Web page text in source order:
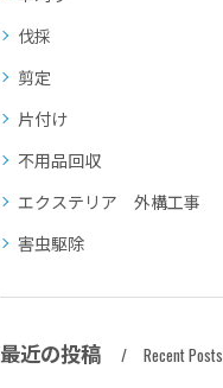
伐採
剪定
片付け
不用品回収
エクステリア 外構工事
害虫駆除
最近の投稿 Recent Posts